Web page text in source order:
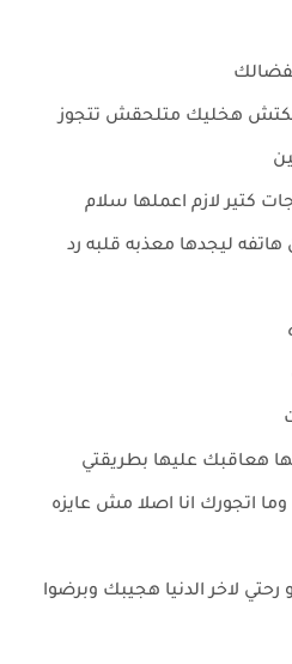
هخليك متلحقش تتجوز
كتير لازم اعملها سلام
ليجدها معذبه قلبه رد
هعاقبك عليها بطريقتي
اتجورك انا اصلا مش عايزه
لاخر الدنيا هجيبك وبرضوا